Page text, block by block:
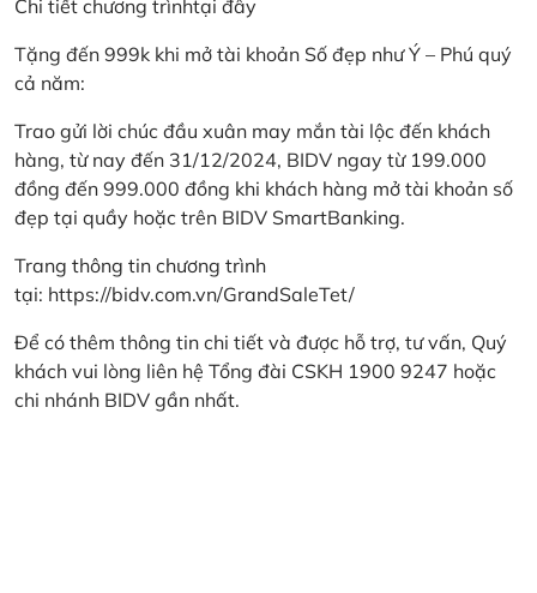
Chi tiết chương trìnhtại đây
Tặng đến 999k khi mở tài khoản Số đẹp như Ý – Phú quý
cả năm:
Trao gửi lời chúc đầu xuân may mắn tài lộc đến khách
hàng, từ nay đến 31/12/2024, BIDV ngay từ 199.000
đồng đến 999.000 đồng khi khách hàng mở tài khoản số
đẹp tại quầy hoặc trên BIDV SmartBanking.
Trang thông tin chương trình
tại: https://bidv.com.vn/GrandSaleTet/
Để có thêm thông tin chi tiết và được hỗ trợ, tư vấn, Quý
khách vui lòng liên hệ Tổng đài CSKH 1900 9247 hoặc
chi nhánh BIDV gần nhất.